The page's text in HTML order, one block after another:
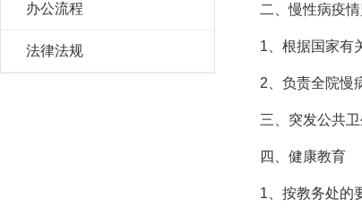
办公流程
法律法规
二、慢性病疫
1、根据国家有
2、负责全院慢
三、突发公共
四、健康教育
1、按教务处的